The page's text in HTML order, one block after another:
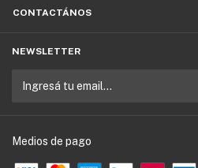
CONTACTÁNOS
NEWSLETTER
Medios de pago